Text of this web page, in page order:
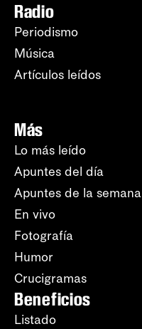
Radio
Periodismo
Música
Artículos leídos
Más
Lo más leído
Apuntes del día
Apuntes de la semana
En vivo
Fotografía
Humor
Crucigramas
Beneficios
Listado